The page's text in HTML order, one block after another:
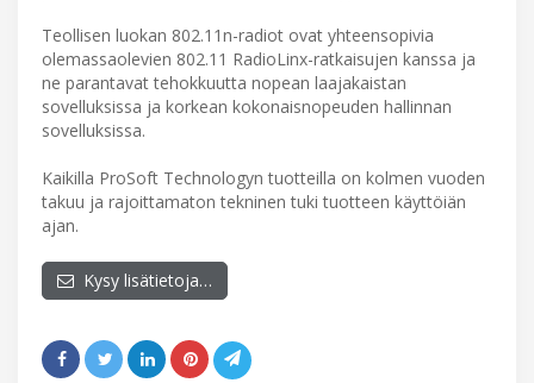
Teollisen luokan 802.11n-radiot ovat yhteensopivia
olemassaolevien 802.11 RadioLinx-ratkaisujen kanssa ja
ne parantavat tehokkuutta nopean laajakaistan
sovelluksissa ja korkean kokonaisnopeuden hallinnan
sovelluksissa.
Kaikilla ProSoft Technologyn tuotteilla on kolmen vuoden
takuu ja rajoittamaton tekninen tuki tuotteen käyttöiän
ajan.
Kysy lisätietoja…